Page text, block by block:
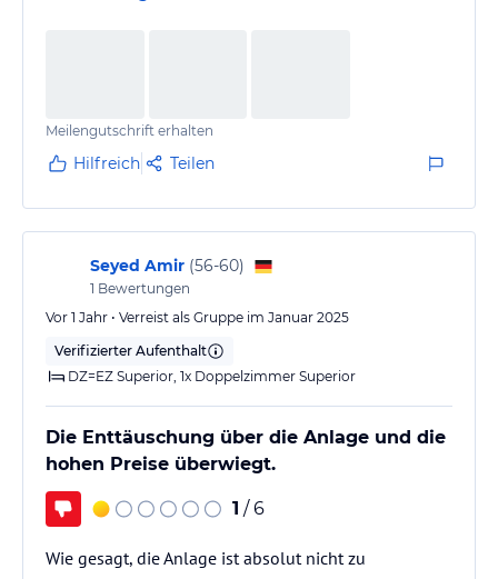
Meilengutschrift erhalten
Hilfreich Teilen
Seyed Amir (56-60)
1 Bewertungen
Vor 1 Jahr • Verreist als Gruppe im Januar 2025
Verifizierter Aufenthalt
DZ=EZ Superior, 1x Doppelzimmer Superior
Die Enttäuschung über die Anlage und die
hohen Preise überwiegt.
1 / 6
Wie gesagt, die Anlage ist absolut nicht zu